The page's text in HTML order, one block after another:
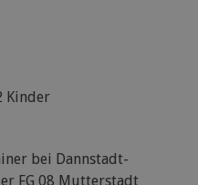
Kinder
bei Dannstadt-
FG 08 Mutterstadt